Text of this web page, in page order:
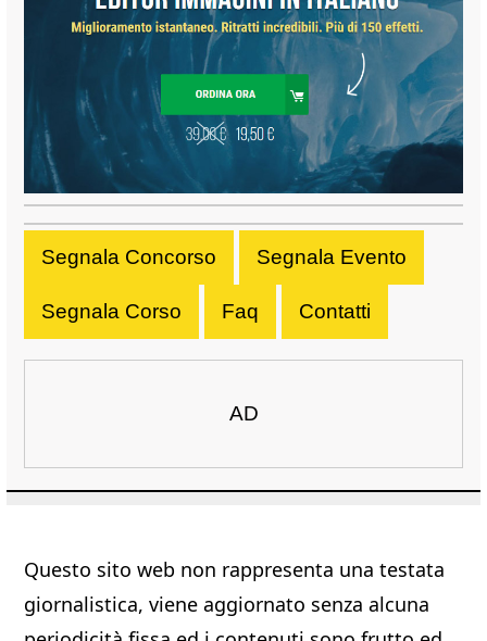
Segnala Concorso Segnala Evento
Segnala Corso Faq Contatti
AD
Questo sito web non rappresenta una testata
giornalistica, viene aggiornato senza alcuna